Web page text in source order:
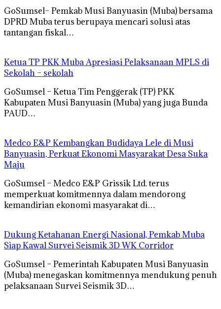
GoSumsel– Pemkab Musi Banyuasin (Muba) bersama
DPRD Muba terus berupaya mencari solusi atas
tantangan fiskal…
Ketua TP PKK Muba Apresiasi Pelaksanaan MPLS di
Sekolah – sekolah
GoSumsel – Ketua Tim Penggerak (TP) PKK
Kabupaten Musi Banyuasin (Muba) yang juga Bunda
PAUD…
Medco E&P Kembangkan Budidaya Lele di Musi
Banyuasin, Perkuat Ekonomi Masyarakat Desa Suka
Maju
GoSumsel – Medco E&P Grissik Ltd. terus
memperkuat komitmennya dalam mendorong
kemandirian ekonomi masyarakat di…
Dukung Ketahanan Energi Nasional, Pemkab Muba
Siap Kawal Survei Seismik 3D WK Corridor
GoSumsel – Pemerintah Kabupaten Musi Banyuasin
(Muba) menegaskan komitmennya mendukung penuh
pelaksanaan Survei Seismik 3D…